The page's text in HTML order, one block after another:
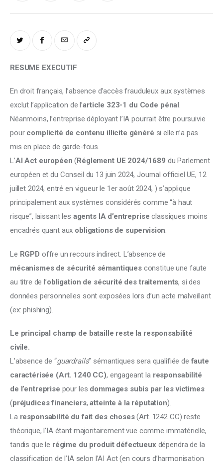
RESUME EXECUTIF
En droit français, l’absence d’accès frauduleux aux systèmes
exclut l’application de l’article 323-1 du Code pénal.
Néanmoins, l’entreprise déployant l’IA pourrait être poursuivie
pour complicité de contenu illicite généré si elle n’a pas
mis en place de garde-fous.
L’AI Act européen (Réglement UE 2024/1689 du Parlement
européen et du Conseil du 13 juin 2024, Journal officiel UE, 12
juillet 2024, entré en vigueur le 1er août 2024, ) s’applique
principalement aux systèmes considérés comme “à haut
risque”, laissant les agents IA d’entreprise classiques moins
encadrés quant aux obligations de supervision.
Le RGPD offre un recours indirect. L’absence de
mécanismes de sécurité sémantiques constitue une faute
au titre de l’obligation de sécurité des traitements, si des
données personnelles sont exposées lors d’un acte malveillant
(ex: phishing).
Le principal champ de bataille reste la responsabilité
civile.
L’absence de “guardrails” sémantiques sera qualifiée de faute
caractérisée (Art. 1240 CC), engageant la responsabilité
de l’entreprise pour les dommages subis par les victimes
(préjudices financiers, atteinte à la réputation).
La responsabilité du fait des choses (Art. 1242 CC) reste
théorique, l’IA étant majoritairement vue comme immatérielle,
tandis que le régime du produit défectueux dépendra de la
classification de l’IA selon l’AI Act (en cours d’harmonisation